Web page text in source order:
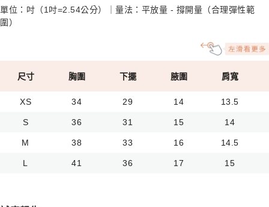
單位：吋（1吋=2.54公分）｜量法：平放量 - 撐開量（合理彈性範
圍）
尺寸 胸圍 下擺 腋圍 肩寬
XS 34 29 14 13.5
S 36 31 15 14
M 38 33 16 14.5
L 41 36 17 15